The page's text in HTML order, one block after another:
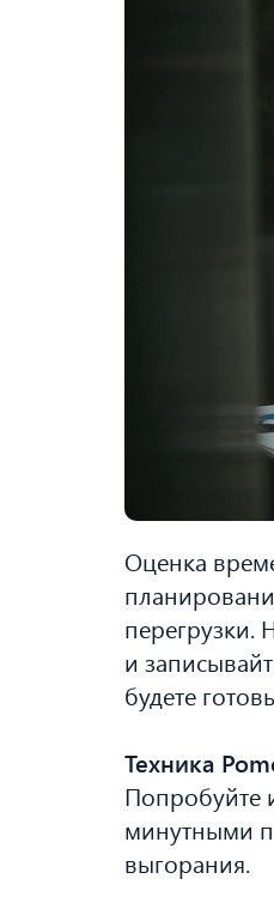
Оценка
перегрузки.
и
будете
Техника
Попробуйте
минутными
выгорания.